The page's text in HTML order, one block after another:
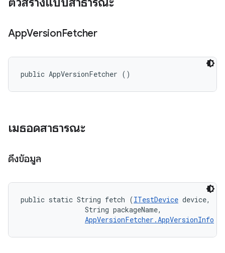
AppVersionFetcher
public AppVersionFetcher ()
เมธอดสาธารณะ
ดึงข้อมูล
public static String fetch (ITestDevice device,
                String packageName,
AppVersionFetcher.AppVersionInfo